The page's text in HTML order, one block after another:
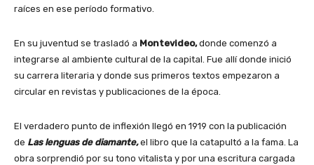
raíces en ese período formativo.
En su juventud se trasladó a Montevideo,donde comenzó a
integrarse al ambiente cultural de la capital. Fue allí donde inició
su carrera literaria y donde sus primeros textos empezaron a
circular en revistas y publicaciones de la época.
El verdadero punto de inflexión llegó en 1919 con la publicación
de Las lenguas de diamante,el libro que la catapultó a la fama. La
obra sorprendió por su tono vitalista y por una escritura cargada